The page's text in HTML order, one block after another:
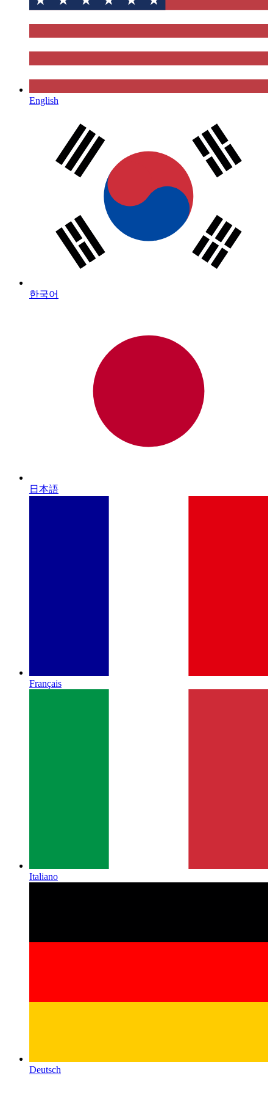
English
한국어
日本語
Français
Italiano
Deutsch